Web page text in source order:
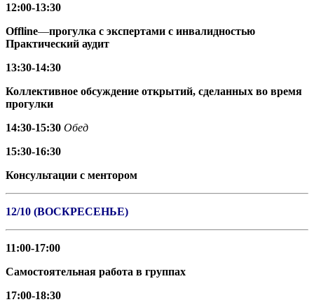
12:00-13:30
Offline—прогулка с экспертами с инвалидностью
Практический аудит
13:30-14:30
Коллективное обсуждение открытий, сделанных во время
прогулки
14:30-15:30 Обед
15:30-16:30
Консультации с ментором
12/10 (ВОСКРЕСЕНЬЕ)
11:00-17:00
Самостоятельная работа в группах
17:00-18:30